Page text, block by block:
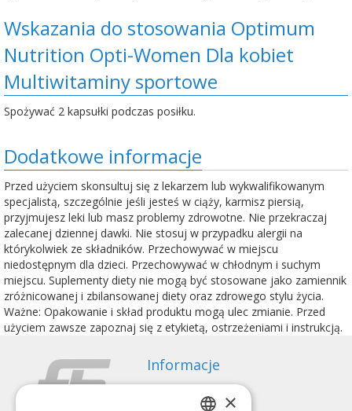
Wskazania do stosowania Optimum
Nutrition Opti-Women Dla kobiet
Multiwitaminy sportowe
Spożywać 2 kapsułki podczas posiłku.
Dodatkowe informacje
Przed użyciem skonsultuj się z lekarzem lub wykwalifikowanym
specjalistą, szczególnie jeśli jesteś w ciąży, karmisz piersią,
przyjmujesz leki lub masz problemy zdrowotne. Nie przekraczaj
zalecanej dziennej dawki. Nie stosuj w przypadku alergii na
którykolwiek ze składników. Przechowywać w miejscu
niedostępnym dla dzieci. Przechowywać w chłodnym i suchym
miejscu. Suplementy diety nie mogą być stosowane jako zamiennik
zróżnicowanej i zbilansowanej diety oraz zdrowego stylu życia.
Ważne: Opakowanie i skład produktu mogą ulec zmianie. Przed
użyciem zawsze zapoznaj się z etykietą, ostrzeżeniami i instrukcją.
Informacje
Sposoby płatności
×